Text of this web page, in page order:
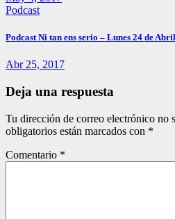
Podcast
Podcast Ni tan ens serio – Lunes 24 de Abril
Abr 25, 2017
Deja una respuesta
Tu dirección de correo electrónico no
obligatorios están marcados con *
Comentario *